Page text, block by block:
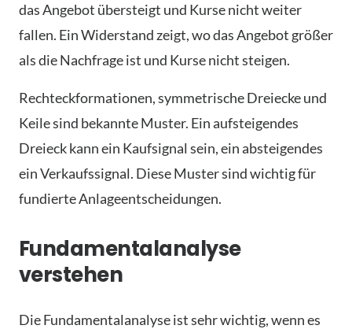
das Angebot übersteigt und Kurse nicht weiter
fallen. Ein Widerstand zeigt, wo das Angebot größer
als die Nachfrage ist und Kurse nicht steigen.
Rechteckformationen, symmetrische Dreiecke und
Keile sind bekannte Muster. Ein aufsteigendes
Dreieck kann ein Kaufsignal sein, ein absteigendes
ein Verkaufssignal. Diese Muster sind wichtig für
fundierte Anlageentscheidungen.
Fundamentalanalyse
verstehen
Die Fundamentalanalyse ist sehr wichtig, wenn es